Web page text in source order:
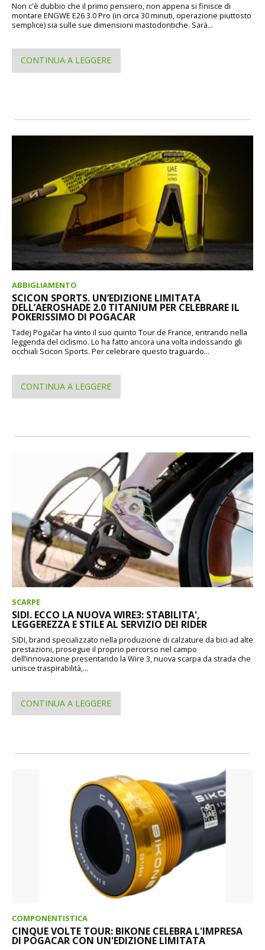
Non c'è dubbio che il primo pensiero, non appena si finisce di
montare ENGWE E26 3.0 Pro (in circa 30 minuti, operazione piuttosto
semplice) sia sulle sue dimensioni mastodontiche. Sarà...
CONTINUA A LEGGERE
ABBIGLIAMENTO
SCICON SPORTS. UN’EDIZIONE LIMITATA
DELL’AEROSHADE 2.0 TITANIUM PER CELEBRARE IL
POKERISSIMO DI POGACAR
Tadej Pogačar ha vinto il suo quinto Tour de France, entrando nella
leggenda del ciclismo. Lo ha fatto ancora una volta indossando gli
occhiali Scicon Sports. Per celebrare questo traguardo...
CONTINUA A LEGGERE
SCARPE
SIDI. ECCO LA NUOVA WIRE3: STABILITA',
LEGGEREZZA E STILE AL SERVIZIO DEI RIDER
SIDI, brand specializzato nella produzione di calzature da bici ad alte
prestazioni, prosegue il proprio percorso nel campo
dell’innovazione presentando la Wire 3, nuova scarpa da strada che
unisce traspirabilità,...
CONTINUA A LEGGERE
COMPONENTISTICA
CINQUE VOLTE TOUR: BIKONE CELEBRA L'IMPRESA
DI POGACAR CON UN'EDIZIONE LIMITATA